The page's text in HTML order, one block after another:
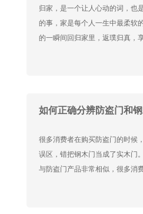
归家，是一个让人心动的词，也
的事，家是每个人一生中最柔软
的一瞬间回归家里，返璞归真，
如何正确分辨防盗门和
很多消费者在购买防盗门的时候
误区，错把钢木门当成了实木门
与防盗门产品非常相似，很多消